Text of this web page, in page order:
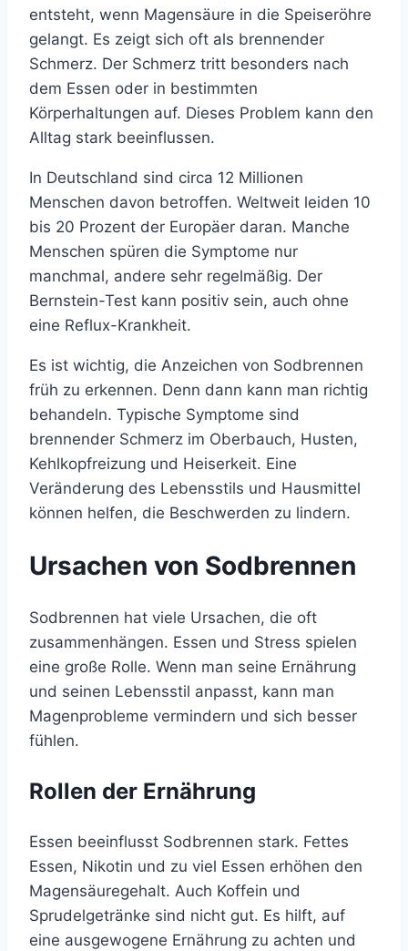
entsteht, wenn Magensäure in die Speiseröhre
gelangt. Es zeigt sich oft als brennender
Schmerz. Der Schmerz tritt besonders nach
dem Essen oder in bestimmten
Körperhaltungen auf. Dieses Problem kann den
Alltag stark beeinflussen.
In Deutschland sind circa 12 Millionen
Menschen davon betroffen. Weltweit leiden 10
bis 20 Prozent der Europäer daran. Manche
Menschen spüren die Symptome nur
manchmal, andere sehr regelmäßig. Der
Bernstein-Test kann positiv sein, auch ohne
eine Reflux-Krankheit.
Es ist wichtig, die Anzeichen von Sodbrennen
früh zu erkennen. Denn dann kann man richtig
behandeln. Typische Symptome sind
brennender Schmerz im Oberbauch, Husten,
Kehlkopfreizung und Heiserkeit. Eine
Veränderung des Lebensstils und Hausmittel
können helfen, die Beschwerden zu lindern.
Ursachen von Sodbrennen
Sodbrennen hat viele Ursachen, die oft
zusammenhängen. Essen und Stress spielen
eine große Rolle. Wenn man seine Ernährung
und seinen Lebensstil anpasst, kann man
Magenprobleme vermindern und sich besser
fühlen.
Rollen der Ernährung
Essen beeinflusst Sodbrennen stark. Fettes
Essen, Nikotin und zu viel Essen erhöhen den
Magensäuregehalt. Auch Koffein und
Sprudelgetränke sind nicht gut. Es hilft, auf
eine ausgewogene Ernährung zu achten und